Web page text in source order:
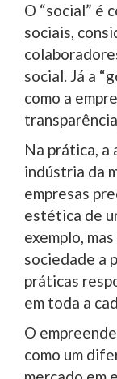
O “social” é
sociais,
social. Já a
como a
Na prática, a
indústria da
empresas
estética de
exemplo,
sociedade a
práticas
em toda a
O
como um